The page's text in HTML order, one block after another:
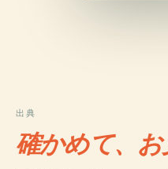
出典
確かめて、お